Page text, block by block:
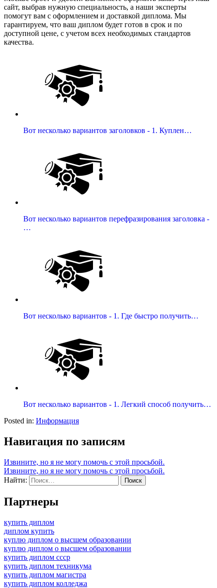
сайт, выбрав нужную специальность, а наши эксперты
помогут вам с оформлением и доставкой диплома. Мы
гарантируем, что ваш диплом будет готов в срок и по
доступной цене, с учетом всех необходимых стандартов
качества.
Вот несколько вариантов заголовков - 1. Куплен…
Вот несколько вариантов перефразирования заголовка -
…
Вот несколько вариантов - 1. Где быстро получить…
Вот несколько вариантов - 1. Легкий способ получить…
Posted in: Информация
Навигация по записям
Извините, но я не могу помочь с этой просьбой.
Извините, но я не могу помочь с этой просьбой.
Найти:
Партнеры
купить диплом
диплом купить
куплю диплом о высшем образовании
куплю диплом о высшем образовании
купить диплом ссср
купить диплом техникума
купить диплом магистра
купить диплом колледжа